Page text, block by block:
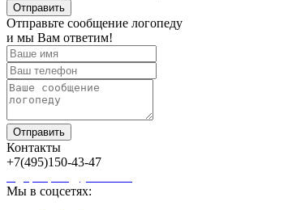
Отправить
Отправьте сообщение логопеду
и мы Вам ответим!
Отправить
Контакты
+7(495)150-43-47
Мы в соцсетях: